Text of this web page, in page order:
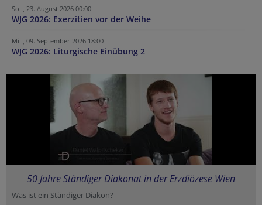
So.., 23. August 2026 00:00
WJG 2026: Exerzitien vor der Weihe
Mi.., 09. September 2026 18:00
WJG 2026: Liturgische Einübung 2
50 Jahre Ständiger Diakonat in der Erzdiözese Wien
Was ist ein Ständiger Diakon?